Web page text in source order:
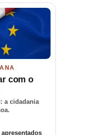
com o
a cidadania